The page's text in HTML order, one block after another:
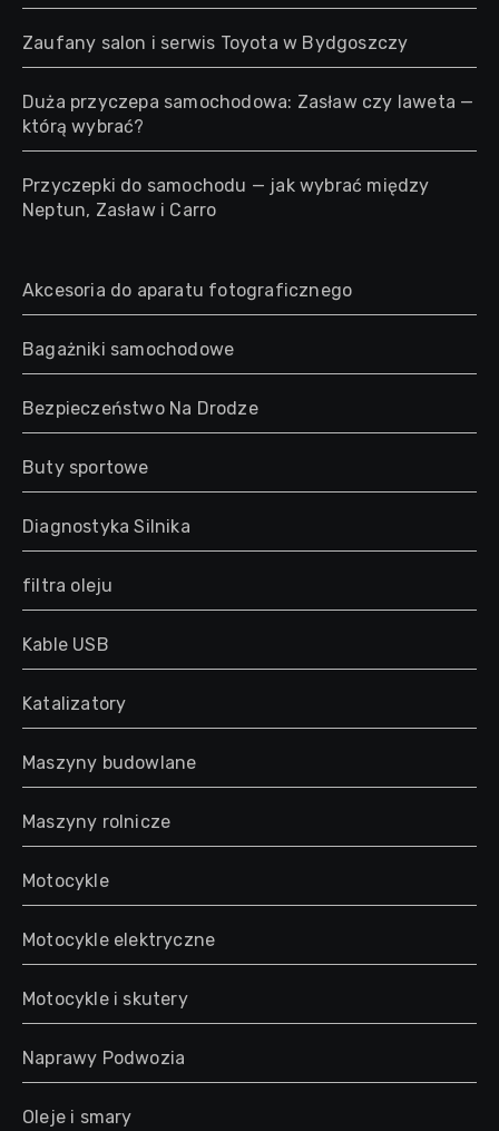
Zaufany salon i serwis Toyota w Bydgoszczy
Duża przyczepa samochodowa: Zasław czy laweta —
którą wybrać?
Przyczepki do samochodu — jak wybrać między
Neptun, Zasław i Carro
Akcesoria do aparatu fotograficznego
Bagażniki samochodowe
Bezpieczeństwo Na Drodze
Buty sportowe
Diagnostyka Silnika
filtra oleju
Kable USB
Katalizatory
Maszyny budowlane
Maszyny rolnicze
Motocykle
Motocykle elektryczne
Motocykle i skutery
Naprawy Podwozia
Oleje i smary